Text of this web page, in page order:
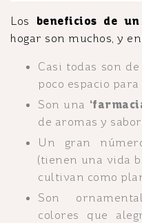
Los beneficios de
hogar son muchos, y
Casi todas son
poco espacio
Son una
de aromas y
Un gran
(tienen una vida
cultivan como
Son
colores que